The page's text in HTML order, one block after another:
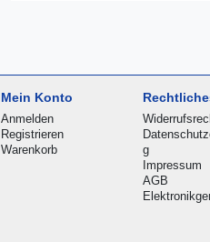
Mein Konto
Anmelden
Registrieren
Warenkorb
g
Impressum
AGB